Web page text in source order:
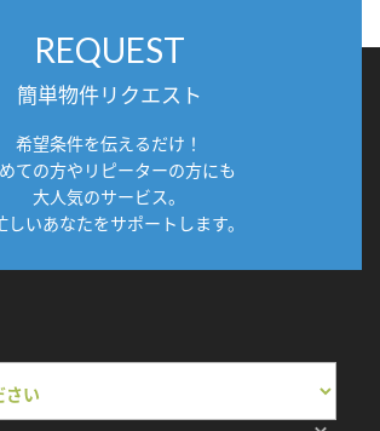
REQUEST
簡単物件リクエスト
希望条件を伝えるだけ！
ての方やリピーターの方にも
大人気のサービス。
しいあなたをサポートします。